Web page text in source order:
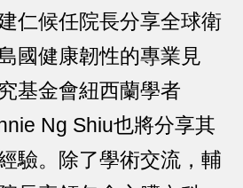
仁候任院長分享全球衛
國健康韌性的專業見
基金會紐西蘭學者
Ng Shiu也將分享其
驗。除了學術交流，輔